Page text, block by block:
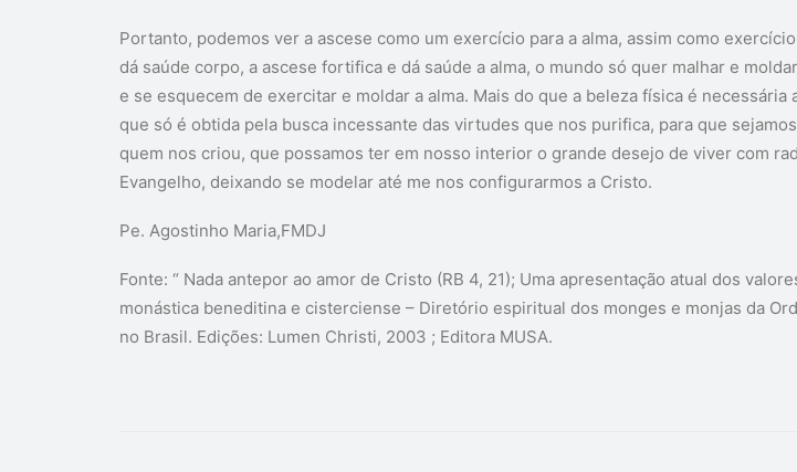
Portanto, podemos ver a ascese como um exercício para a alma, assim como
dá saúde corpo, a ascese fortifica e dá saúde a alma, o mundo só quer malhar e
e se esquecem de exercitar e moldar a alma. Mais do que a beleza física é necessária
que só é obtida pela busca incessante das virtudes que nos purifica, para que
quem nos criou, que possamos ter em nosso interior o grande desejo de viver com
Evangelho, deixando se modelar até me nos configurarmos a Cristo.
Pe. Agostinho Maria,FMDJ
Fonte: “ Nada antepor ao amor de Cristo (RB 4, 21); Uma apresentação atual dos
monástica beneditina e cisterciense – Diretório espiritual dos monges e monjas da
no Brasil. Edições: Lumen Christi, 2003 ; Editora MUSA.